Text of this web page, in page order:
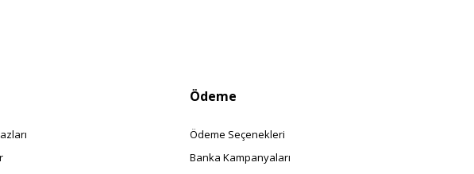
Ödeme
Ödeme Seçenekleri
Banka Kampanyaları